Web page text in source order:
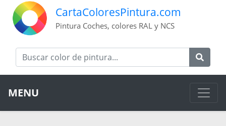
CartaColoresPintura.com
Pintura Coches, colores RAL y NCS
MENU